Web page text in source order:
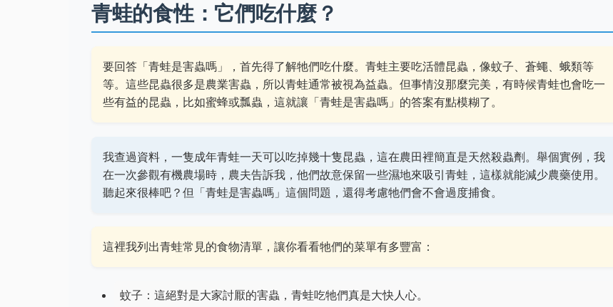
青蛙的食性：它們吃什麼？
要回答「青蛙是害蟲嗎」，首先得了解牠們吃什麼。青蛙主要吃活體昆蟲，像蚊子、蒼蠅、蛾類等
等。這些昆蟲很多是農業害蟲，所以青蛙通常被視為益蟲。但事情沒那麼完美，有時候青蛙也會吃一
些有益的昆蟲，比如蜜蜂或瓢蟲，這就讓「青蛙是害蟲嗎」的答案有點模糊了。
我查過資料，一隻成年青蛙一天可以吃掉幾十隻昆蟲，這在農田裡簡直是天然殺蟲劑。舉個實例，我
在一次參觀有機農場時，農夫告訴我，他們故意保留一些濕地來吸引青蛙，這樣就能減少農藥使用。
聽起來很棒吧？但「青蛙是害蟲嗎」這個問題，還得考慮牠們會不會過度捕食。
這裡我列出青蛙常見的食物清單，讓你看看牠們的菜單有多豐富：
蚊子：這絕對是大家討厭的害蟲，青蛙吃牠們真是大快人心。